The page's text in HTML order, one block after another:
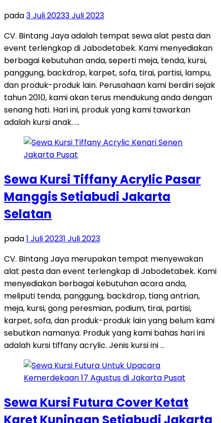
pada3 Juli 20233 Juli 2023
CV. Bintang Jaya adalah tempat sewa alat pesta dan
event terlengkap di Jabodetabek. Kami menyediakan
berbagai kebutuhan anda, seperti meja, tenda, kursi,
panggung, backdrop, karpet, sofa, tirai, partisi, lampu,
dan produk-produk lain. Perusahaan kami berdiri sejak
tahun 2010, kami akan terus mendukung anda dengan
senang hati. Hari ini, produk yang kami tawarkan
adalah kursi anak. …
Sewa Kursi Tiffany Acrylic Pasar
Manggis Setiabudi Jakarta
Selatan
pada1 Juli 20231 Juli 2023
CV. Bintang Jaya merupakan tempat menyewakan
alat pesta dan event terlengkap di Jabodetabek. Kami
menyediakan berbagai kebutuhan acara anda,
meliputi tenda, panggung, backdrop, tiang antrian,
meja, kursi, gong peresmian, podium, tirai, partisi,
karpet, sofa, dan produk-produk lain yang belum kami
sebutkan namanya. Produk yang kami bahas hari ini
adalah kursi tiffany acrylic. Jenis kursi ini …
Sewa Kursi Futura Cover Ketat